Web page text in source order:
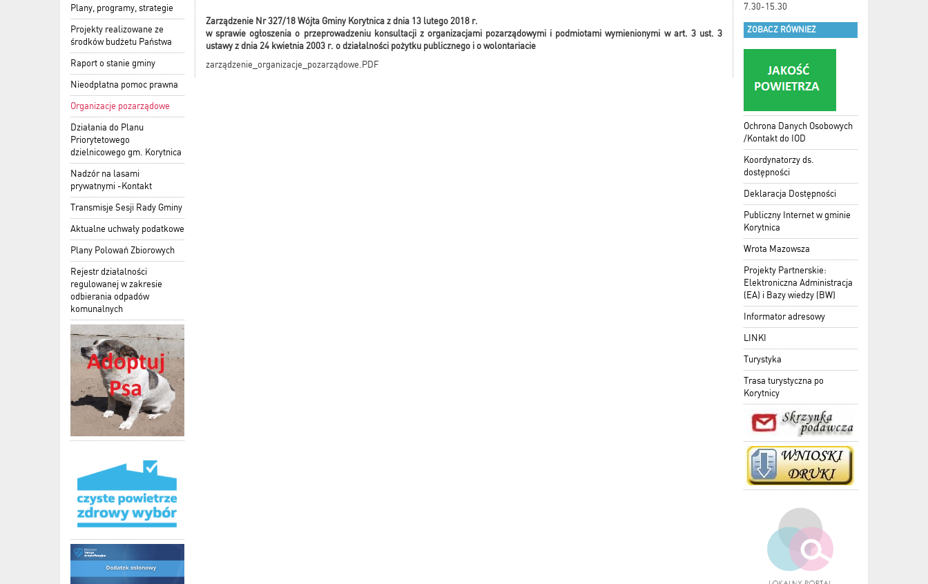
Plany, programy, strategie
Projekty realizowane ze
środków budżetu Państwa
Raport o stanie gminy
Nieodpłatna pomoc prawna
Organizacje pozarządowe
Działania do Planu
Priorytetowego
dzielnicowego gm. Korytnica
Nadzór na lasami
prywatnymi -Kontakt
Transmisje Sesji Rady Gminy
Aktualne uchwały podatkowe
Plany Polowań Zbiorowych
Rejestr działalności
regulowanej w zakresie
odbierania odpadów
komunalnych
Zarządzenie Nr 327/18 Wójta Gminy Korytnica z dnia 13 lutego 2018 r.
w sprawie ogłoszenia o przeprowadzeniu konsultacji z organizacjami pozarządowymi i podmiotami wymienionymi w art. 3 ust. 3
ustawy z dnia 24 kwietnia 2003 r. o działalności pożytku publicznego i o wolontariacie
zarządzenie_organizacje_pozarządowe.PDF
7.30-15.30
ZOBACZ RÓWNIEŻ
Ochrona Danych Osobowych
/Kontakt do IOD
Koordynatorzy ds.
dostępności
Deklaracja Dostępności
Publiczny Internet w gminie
Korytnica
Wrota Mazowsza
Projekty Partnerskie:
Elektroniczna Administracja
(EA) i Bazy wiedzy (BW)
Informator adresowy
LINKI
Turystyka
Trasa turystyczna po
Korytnicy